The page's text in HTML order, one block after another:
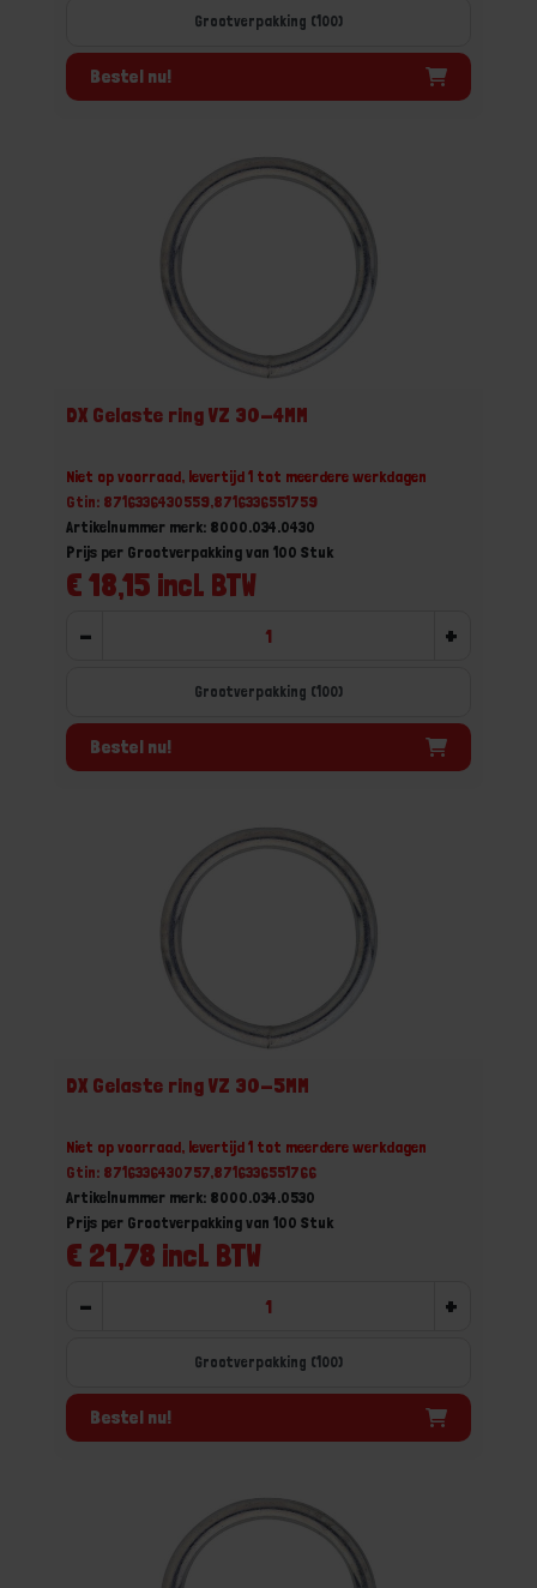
Grootverpakking (100)
Bestel nu!
DX Gelaste ring VZ 30-4MM
Niet op voorraad, levertijd 1 tot meerdere werkdagen
Gtin: 8716336430559,8716336551759
Artikelnummer merk: 8000.034.0430
€ 18,15 incl. BTW
Prijs per Grootverpakking van 100 Stuk
- +
Grootverpakking (100)
Bestel nu!
DX Gelaste ring VZ 30-5MM
Niet op voorraad, levertijd 1 tot meerdere werkdagen
Gtin: 8716336430757,8716336551766
Artikelnummer merk: 8000.034.0530
€ 21,78 incl. BTW
Prijs per Grootverpakking van 100 Stuk
- +
Grootverpakking (100)
Bestel nu!